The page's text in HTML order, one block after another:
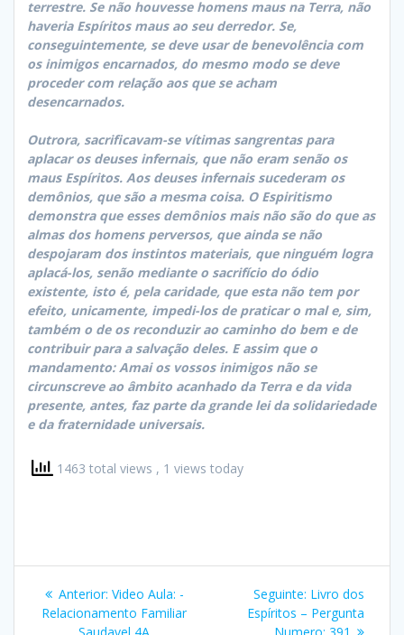
terrestre. Se não houvesse homens maus na Terra, não
haveria Espíritos maus ao seu derredor. Se,
conseguintemente, se deve usar de benevolência com
os inimigos encarnados, do mesmo modo se deve
proceder com relação aos que se acham
desencarnados.
Outrora, sacrificavam-se vítimas sangrentas para
aplacar os deuses infernais, que não eram senão os
maus Espíritos. Aos deuses infernais sucederam os
demônios, que são a mesma coisa. O Espiritismo
demonstra que esses demônios mais não são do que as
almas dos homens perversos, que ainda se não
despojaram dos instintos materiais, que ninguém logra
aplacá-los, senão mediante o sacrifício do ódio
existente, isto é, pela caridade, que esta não tem por
efeito, unicamente, impedi-los de praticar o mal e, sim,
também o de os reconduzir ao caminho do bem e de
contribuir para a salvação deles. E assim que o
mandamento: Amai os vossos inimigos não se
circunscreve ao âmbito acanhado da Terra e da vida
presente, antes, faz parte da grande lei da solidariedade
e da fraternidade universais.
1463 total views , 1 views today
Navegação
de
Anterior: Post
anterior:
Video Aula: -
Relacionamento Familiar
Seguinte: Post
seguinte:
Livro dos
Espíritos – Pergunta